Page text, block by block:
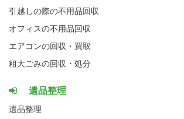
引越しの際の不用品回収
オフィスの不用品回収
エアコンの回収・買取
粗大ごみの回収・処分
遺品整理
遺品整理